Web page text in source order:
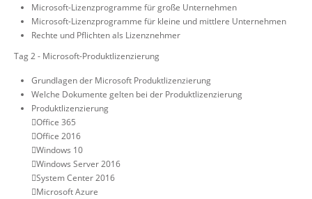
Microsoft-Lizenzprogramme für große Unternehmen
Microsoft-Lizenzprogramme für kleine und mittlere Unternehmen
Rechte und Pflichten als Lizenznehmer
Tag 2 - Microsoft-Produktlizenzierung
Grundlagen der Microsoft Produktlizenzierung
Welche Dokumente gelten bei der Produktlizenzierung
Produktlizenzierung
Office 365
Office 2016
Windows 10
Windows Server 2016
System Center 2016
Microsoft Azure